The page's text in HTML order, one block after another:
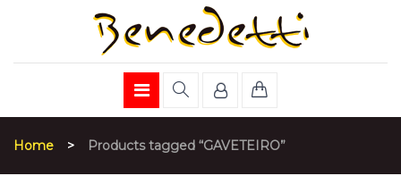
Home > Products tagged “GAVETEIRO”